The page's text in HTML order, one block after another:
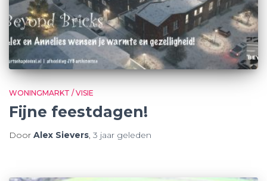
WONINGMARKT / VISIE
Fijne feestdagen!
Door Alex Sievers, 3 jaar geleden